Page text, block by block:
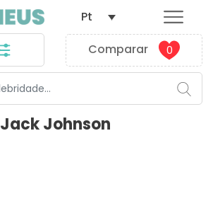
Comparar 0
Pt
Jack Johnson